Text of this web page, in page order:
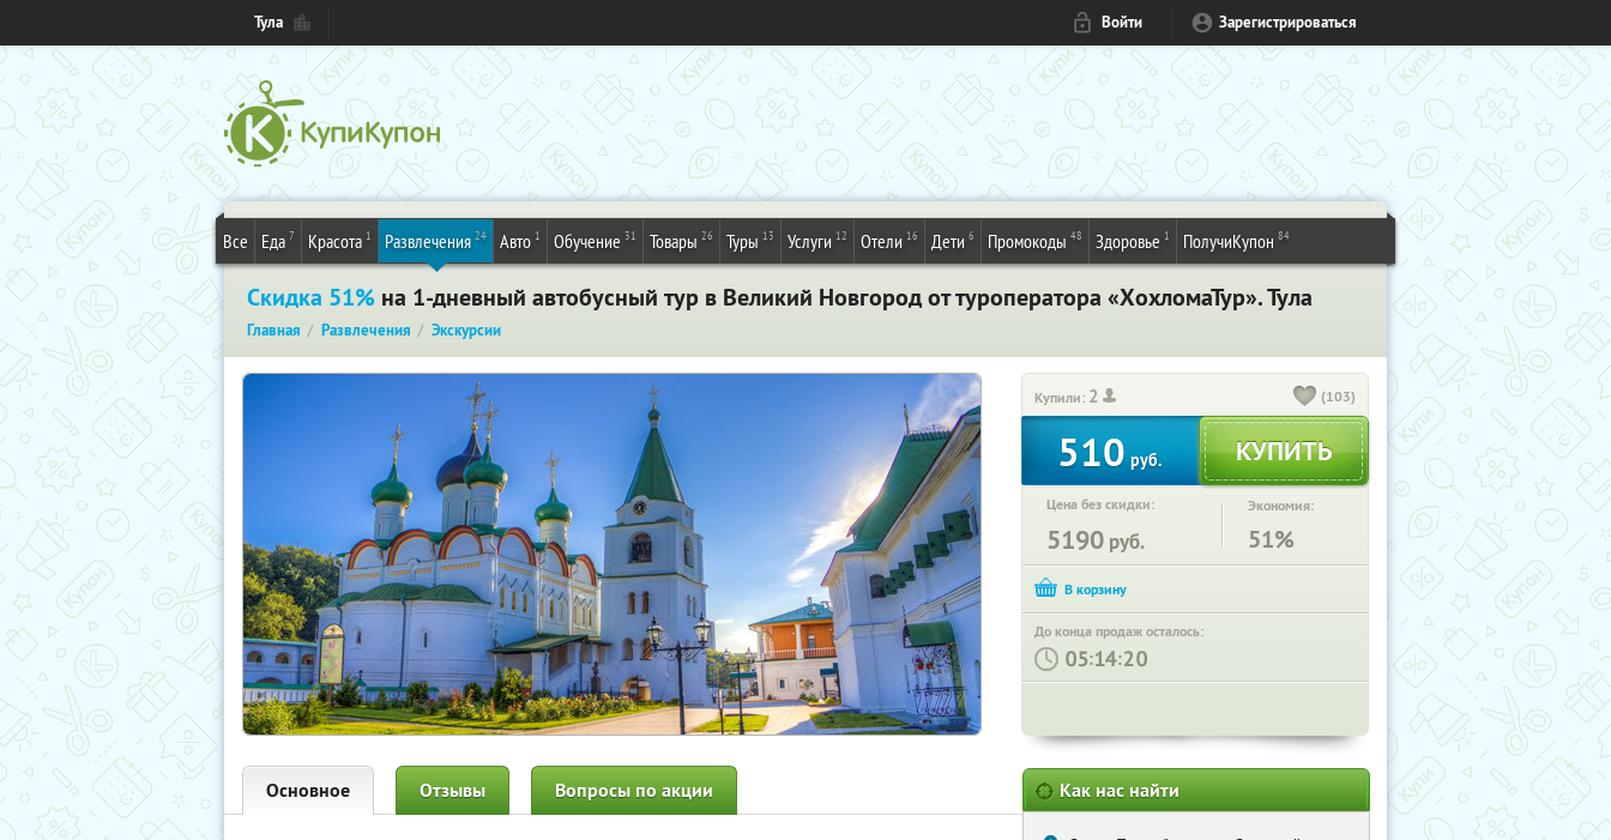
Тула Войти Зарегистрироваться
Все Еда 7 Красота 1 Развлечения 24 Авто 1 Обучение 31 Товары 26 Туры 13 Услуги 12 Отели 16 Дети 6 Промокоды 48 Здоровье 1 ПолучиКупон 84
Скидка 51% на 1-дневный автобусный тур в Великий Новгород от туроператора «ХохломаТур». Тула
Главная Развлечения Экскурсии
Купили: 2 (103)
510 руб.
Цена без скидки:
5190 руб.
Экономия:
51%
До конца продаж осталось:
: :
Основное Отзывы Вопросы по акции Как нас найти